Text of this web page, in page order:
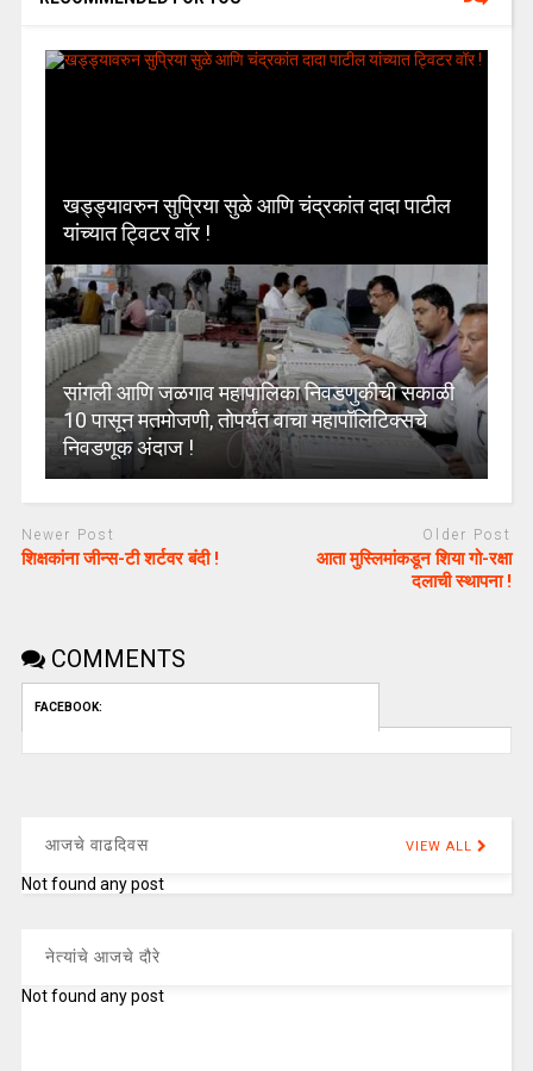
खड्ड्यावरुन सुप्रिया सुळे आणि चंद्रकांत दादा पाटील
यांच्यात ट्विटर वॉर !
सांगली आणि जळगाव महापालिका निवडणुकीची सकाळी
10 पासून मतमोजणी, तोपर्यंत वाचा महापॉलिटिक्सचे
निवडणूक अंदाज !
Newer Post
शिक्षकांना जीन्स-टी शर्टवर बंदी !
Older Post
आता मुस्लिमांकडून शिया गो-रक्षा
दलाची स्थापना !
COMMENTS
FACEBOOK:
आजचे वाढदिवस VIEW ALL
Not found any post
नेत्यांचे आजचे दौरे
Not found any post